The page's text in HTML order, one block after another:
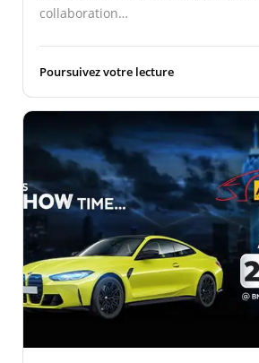
collaboration…
Poursuivez votre lecture